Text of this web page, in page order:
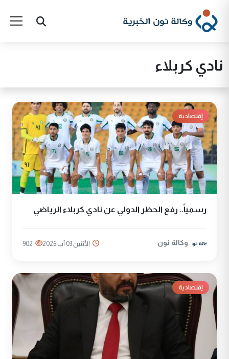
نادي كربلاء
إقتصادية
رسمياً.. رفع الحظر الدولي عن نادي كربلاء الرياضي
وكالة نون الأثنين 03 آب 2026 902
إقتصادية